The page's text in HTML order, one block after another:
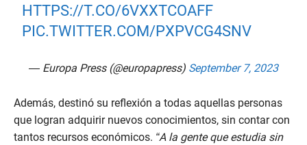
HTTPS://T.CO/6VXXTCOAFF
PIC.TWITTER.COM/PXPVCG4SNV
— Europa Press (@europapress) September 7, 2023
Además, destinó su reflexión a todas aquellas personas
que logran adquirir nuevos conocimientos, sin contar con
tantos recursos económicos. “A la gente que estudia sin